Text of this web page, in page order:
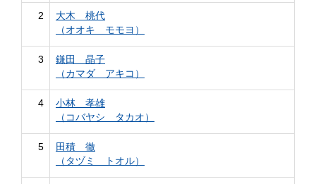
2
大木 桃代
（オオキ モモヨ）
3
鎌田 晶子
（カマダ アキコ）
4
小林 孝雄
（コバヤシ タカオ）
5
田積 徹
（タヅミ トオル）